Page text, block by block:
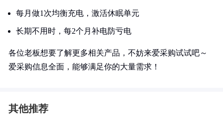
每月做1次均衡充电，激活休眠单元
长期不用时，每2个月补电防亏电
各位老板想要了解更多相关产品，不妨来爱采购试试吧～
爱采购信息全面，能够满足你的大量需求！
其他推荐